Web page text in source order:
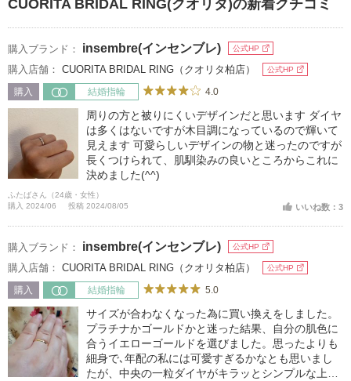
CUORITA BRIDAL RING(クオリタ)の新着クチコミ
購入ブランド： insembre(インセンブレ) 公式HP
購入店舗： CUORITA BRIDAL RING（クオリタ柏店） 公式HP
購入 結婚指輪 4.0
周りの方と被りにくいデザインだと思います ダイヤ
は多くはないですが木目調になっているので輝いて
見えます 可愛らしいデザインの物と迷ったのですが
長くつけられて、肌馴染みの良いところからこれに
決めました(^^)
ふたばさん（24歳・女性）
購入 2024/06
投稿 2024/08/05 いいね数：3
購入ブランド： insembre(インセンブレ) 公式HP
購入店舗： CUORITA BRIDAL RING（クオリタ柏店） 公式HP
購入 結婚指輪 5.0
サイズが合わなくなった為に買い換えをしました。
プラチナかゴールドかと迷った結果、自分の肌色に
合うイエローゴールドを選びました。思ったよりも
細身で､年配の私には可愛すぎるかなとも思いまし
たが、中央の一粒ダイヤがキラッとシンプルな上、